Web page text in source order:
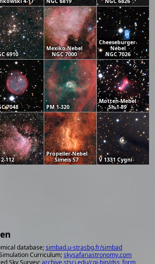
6910
Mexiko-Nebel
NGC 7000
Cheeseburger-
Nebel
NGC 7026
7048 PM 1-320
Motten-Mebel
Sh 1-89
112
Propeller-Nebel
Simeis 57
V 1331 Cygni
database;simbad.u-strasbg.fr/simbad
Curriculum;skysafariastronomy.com